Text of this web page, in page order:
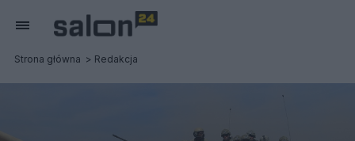
Strona główna Redakcja